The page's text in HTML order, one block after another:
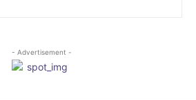
- Advertisement -